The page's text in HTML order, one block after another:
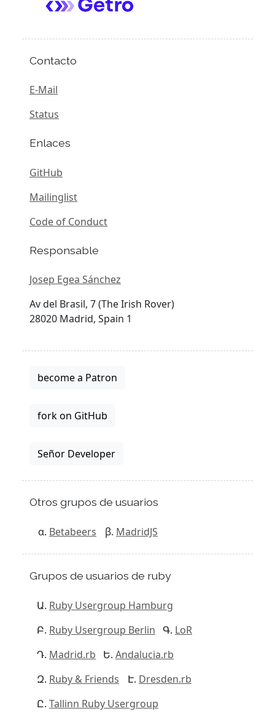
Contacto
E-Mail
Status
Enlaces
GitHub
Mailinglist
Code of Conduct
Responsable
Josep Egea Sánchez
Av del Brasil, 7 (The Irish Rover)
28020 Madrid, Spain 1
become a Patron
fork on GitHub
Señor Developer
Otros grupos de usuarios
Betabeers MadridJS
Grupos de usuarios de ruby
Ruby Usergroup Hamburg
Ruby Usergroup Berlin
LoR
Madrid.rb
Andalucia.rb
Ruby & Friends
Dresden.rb
Tallinn Ruby Usergroup